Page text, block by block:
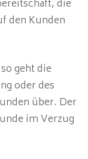
die
den Kunden
geht die
oder des
über. Der
im Verzug